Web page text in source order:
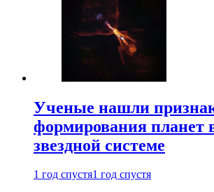
Ученые нашли
формирования планет
звездной системе
1 год спустя1 год спустя